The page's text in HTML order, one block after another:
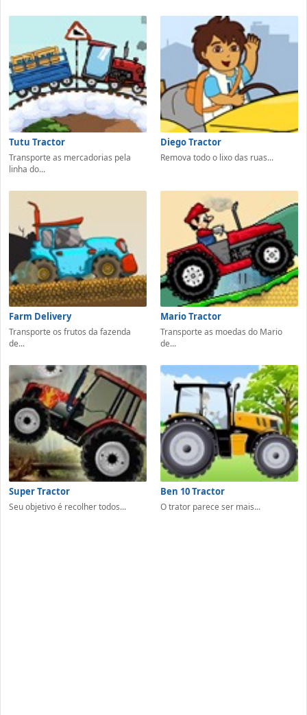
Tutu Tractor
Transporte as mercadorias pela
linha do...
Diego Tractor
Remova todo o lixo das ruas...
Farm Delivery
Transporte os frutos da fazenda
de...
Mario Tractor
Transporte as moedas do Mario
de...
Super Tractor
Seu objetivo é recolher todos...
Ben 10 Tractor
O trator parece ser mais...